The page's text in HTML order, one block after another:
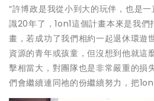
“許博政是我從小到大的玩伴，也是
識20年了，1on1這個計畫本來是我們
畫，若成功了我們相約一起退休環遊
資源的青年或孩童，但沒想到他就這
擊相當大，對團隊也是非常嚴重的損
們會繼續連同祂的份繼續努力，把